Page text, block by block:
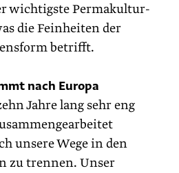
wichtigste Permakultur-
die Feinheiten der
betrifft.
nach Europa
Jahre lang sehr eng
unsere Wege in den
zu trennen. Unser